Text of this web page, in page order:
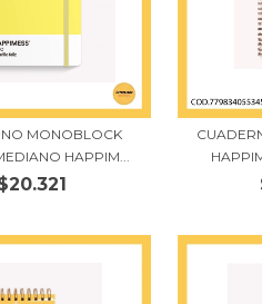
MONOBLOCK
HAPPIM...